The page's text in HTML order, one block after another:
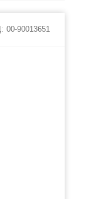
00-90013651